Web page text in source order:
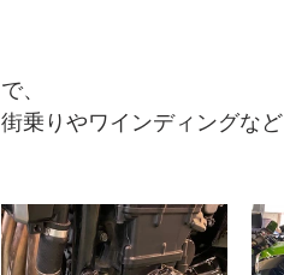
で、
街乗りやワインディングな